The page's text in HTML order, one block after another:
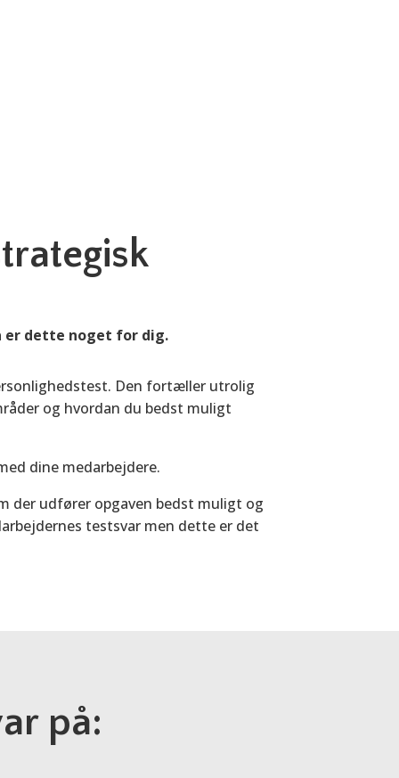
er dette noget for dig.
Den fortæller utrolig
og hvordan du bedst muligt
dine medarbejdere.
der udfører opgaven bedst muligt og
testsvar men dette er det
på: